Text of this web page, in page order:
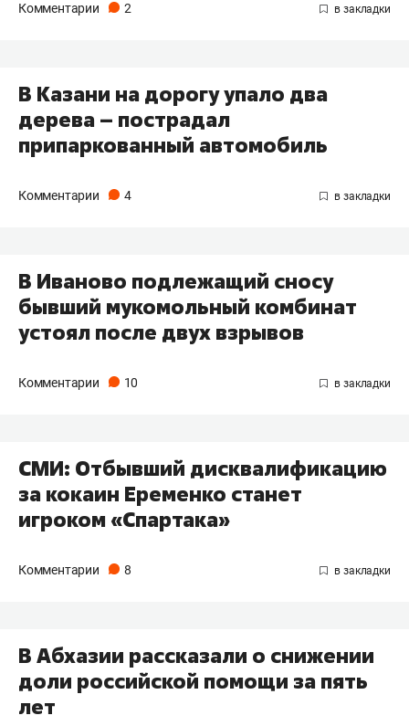
Комментарии 2
В Казани на дорогу упало два
дерева – пострадал
припаркованный автомобиль
Комментарии 4
В Иваново подлежащий сносу
бывший мукомольный комбинат
устоял после двух взрывов
Комментарии 10
СМИ: Отбывший дисквалификацию
за кокаин Еременко станет
игроком «Спартака»
Комментарии 8
В Абхазии рассказали о снижении
доли российской помощи за пять
лет